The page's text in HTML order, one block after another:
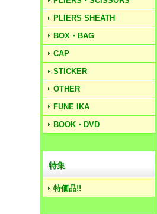
PLIERS SHEATH
BOX・BAG
CAP
STICKER
OTHER
FUNE IKA
BOOK・DVD
特集
特価品!!